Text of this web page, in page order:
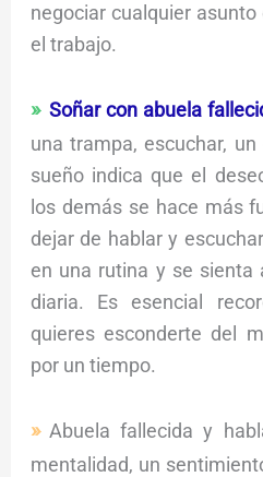
negociar cualquier
el trabajo.
Soñar con abuela
una trampa, escuchar,
sueño indica que el
los demás se hace más
dejar de hablar y
en una rutina y se sienta
diaria. Es esencial
quieres esconderte del
por un tiempo.
Abuela fallecida y
mentalidad, un